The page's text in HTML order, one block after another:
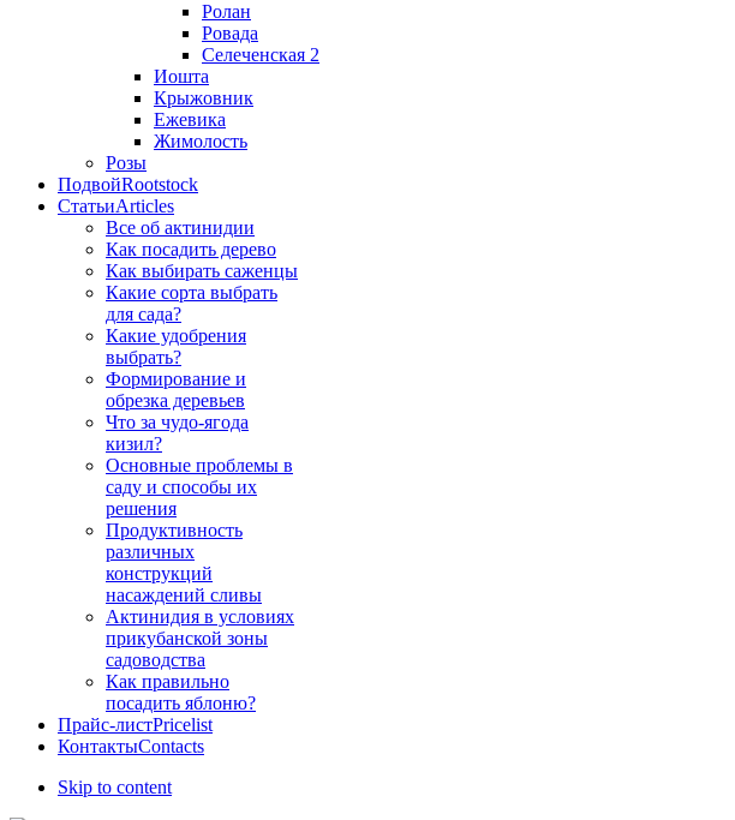
Ролан
Ровада
Селеченская 2
Иошта
Крыжовник
Ежевика
Жимолость
Розы
ПодвойRootstock
СтатьиArticles
Все об актинидии
Как посадить дерево
Как выбирать саженцы
Какие сорта выбрать
для сада?
Какие удобрения
выбрать?
Формирование и
обрезка деревьев
Что за чудо-ягода
кизил?
Основные проблемы в
саду и способы их
решения
Продуктивность
различных
конструкций
насаждений сливы
Актинидия в условиях
прикубанской зоны
садоводства
Как правильно
посадить яблоню?
Прайс-листPricelist
КонтактыContacts
Skip to content